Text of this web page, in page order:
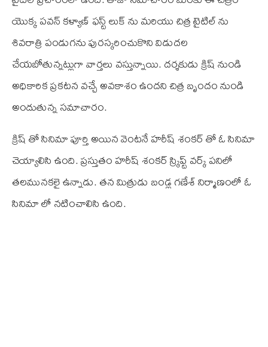
యొక్క పవన్ కళ్యాణ్ ఫస్ట్ లుక్ ను మరియు చిత్ర టైటిల్ ను
శివరాత్రి పండుగను పురస్కరించుకొని విడుదల
చేయబోతున్నట్లుగా వార్తలు వస్తున్నాయి. దర్శకుడు క్రిష్ నుండి
అధికారిక ప్రకటన వచ్చే అవకాశం ఉందని చిత్ర బృందం నుండి
అందుతున్న సమాచారం.
క్రిష్ తో సినిమా పూర్తి అయిన వెంటనే హరీష్ శంకర్ తో ఓ సినిమా
చెయ్యాలిసి ఉంది. ప్రస్తుతం హరీష్ శంకర్ స్క్రిప్ట్ వర్క్ పనిలో
తలమునకలై ఉన్నాడు. తన మిత్రుడు బండ్ల గణేశ్ నిర్మాణంలో ఓ
సినిమా లో నటించాలిసి ఉంది.